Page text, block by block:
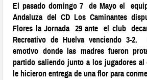
El pasado domingo 7 de Mayo el
Andaluza del CD Los Caminantes
Flores la Jornada 29 ante el club
Recreativo de Huelva venciendo 3-
emotivo donde las madres fueron
partido saliendo junto a los jugadores
le hicieron entrega de una flor para